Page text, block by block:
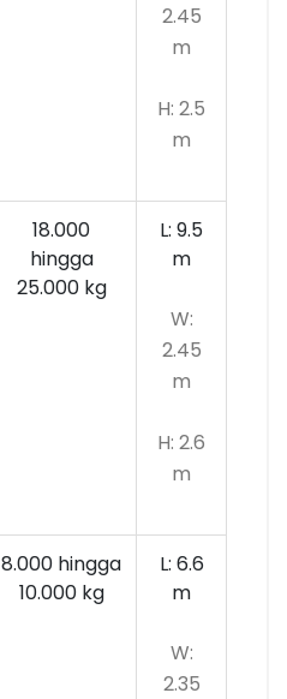
2.45
m
H: 2.5
m
18.000
hingga
25.000 kg
L: 9.5
m
W:
2.45
m
H: 2.6
m
8.000 hingga
10.000kg
L: 6.6
m
W:
2.35